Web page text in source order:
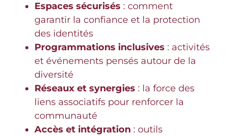
Espaces sécurisés : comment
garantir la confiance et la protection
des identités
Programmations inclusives : activités
et événements pensés autour de la
diversité
Réseaux et synergies : la force des
liens associatifs pour renforcer la
communauté
Accès et intégration : outils